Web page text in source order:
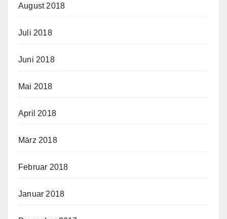
August 2018
Juli 2018
Juni 2018
Mai 2018
April 2018
März 2018
Februar 2018
Januar 2018